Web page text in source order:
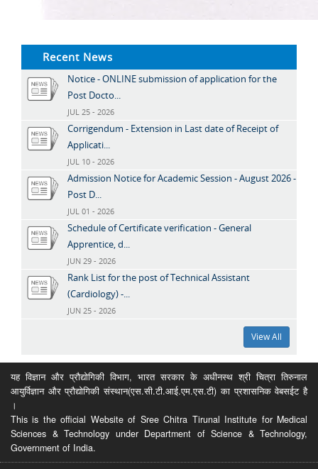
Recent News
Notice - ONLINE submission of application for the
Post Docto...
JUL 25 - 2026
Corrigendum - Extension in Last date of Receipt of
Applicati...
JUL 10 - 2026
Admission Notice for Academic Session - August 2026 -
Post D...
JUL 01 - 2026
Schedule of Certificate verification - General
Apprentice, d...
JUN 29 - 2026
Rank List for the post of Technical Assistant
(Cardiology) -...
JUN 25 - 2026
View All
यह विज्ञान और प्रौद्योगिकी विभाग, भारत सरकार के अधीनस्थ श्री चित्रा तिरुनाल
आयुर्विज्ञान और प्रौद्योगिकी संस्थान(एस.सी.टी.आई.एम.एस.टी) का प्रशासनिक वेबसईट है
।
This is the official Website of Sree Chitra Tirunal Institute for Medical
Sciences & Technology under Department of Science & Technology,
Government of India.